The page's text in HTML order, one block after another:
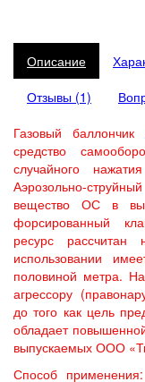
Описание
Отзывы (1)
Газовый
средство
случайного
Аэрозольно-
вещество ОС в
форсированный
ресурс
использовании
половиной метра.
агрессору
до того как цель
обладает
выпускаемых ООО
Способ